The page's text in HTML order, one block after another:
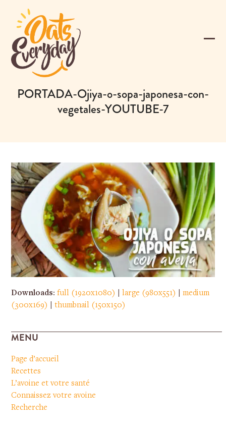
content
PORTADA-Ojiya-o-sopa-japonesa-con-
vegetales-YOUTUBE-7
Downloads:full (1920x1080) |large (980x551) |medium
(300x169)
|thumbnail (150x150)
MENU
Page d’accueil
Recettes
L’avoine et votre santé
Connaissez votre avoine
Recherche